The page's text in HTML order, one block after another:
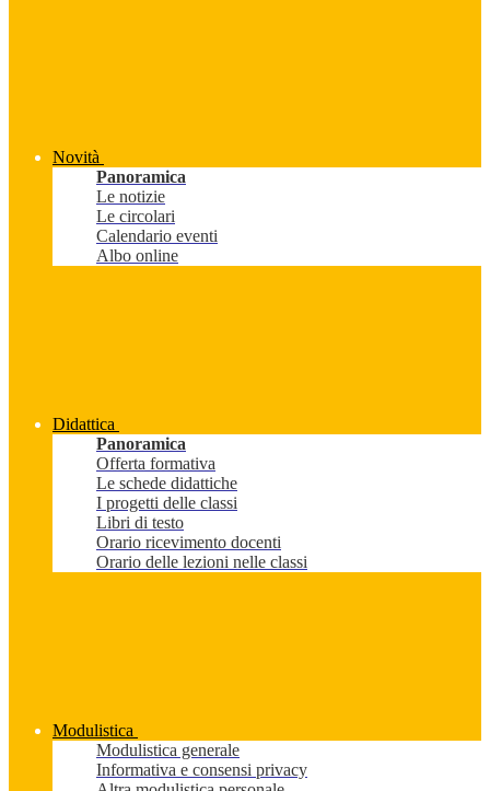
Novità
Panoramica
Le notizie
Le circolari
Calendario eventi
Albo online
Didattica
Panoramica
Offerta formativa
Le schede didattiche
I progetti delle classi
Libri di testo
Orario ricevimento docenti
Orario delle lezioni nelle classi
Modulistica
Modulistica generale
Informativa e consensi privacy